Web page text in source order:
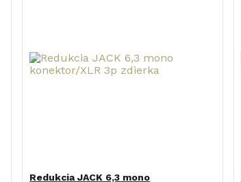
Redukcia JACK 6,3 mono